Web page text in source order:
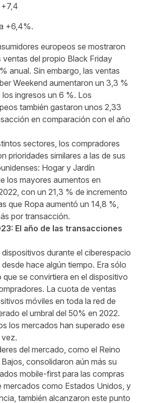
+6,4%.
europeos se mostraron
ventas del propio Black Friday
anual. Sin embargo, las ventas
Weekend aumentaron un 3,3 %
ingresos un 6 %. Los
también gastaron unos 2,33
en comparación con el año
sectores, los compradores
prioridades similares a las de sus
Hogar y Jardín
los mayores aumentos en
con un 21,3 % de incremento
que Ropa aumentó un 14,8 %,
por transacción.
El año de las transacciones
durante el ciberespacio
hace algún tiempo. Era sólo
se convirtiera en el dispositivo
La cuota de ventas
móviles en toda la red de
el umbral del 50% en 2022.
los mercados han superado ese
vez.
del mercado, como el Reino
consolidaron aún más su
mobile-first para las compras
mercados como Estados Unidos, y
también alcanzaron este punto